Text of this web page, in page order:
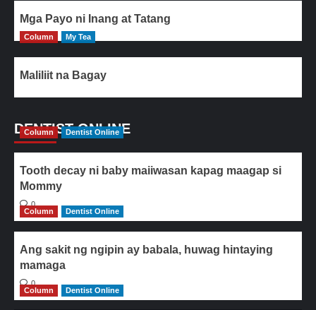
Mga Payo ni Inang at Tatang
Column My Tea
Maliliit na Bagay
DENTIST ONLINE
Column Dentist Online
Tooth decay ni baby maiiwasan kapag maagap si
Mommy
0
Column
Dentist Online
Ang sakit ng ngipin ay babala, huwag hintaying
mamaga
0
Column
Dentist Online